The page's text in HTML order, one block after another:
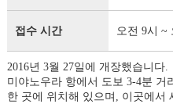
접수 시간 오전 9시 ~
2016년 3월 27일에 개장했습니다.
미야노우라 항에서 도보 3-4분 거
한 곳에 위치해 있으며, 이곳에서